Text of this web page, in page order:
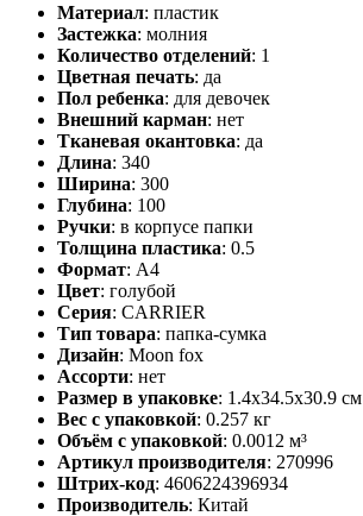
Материал: пластик
Застежка: молния
Количество отделений: 1
Цветная печать: да
Пол ребенка: для девочек
Внешний карман: нет
Тканевая окантовка: да
Длина: 340
Ширина: 300
Глубина: 100
Ручки: в корпусе папки
Толщина пластика: 0.5
Формат: А4
Цвет: голубой
Серия: CARRIER
Тип товара: папка-сумка
Дизайн: Moon fox
Ассорти: нет
Размер в упаковке: 1.4x34.5x30.9 см
Вес с упаковкой: 0.257 кг
Объём с упаковкой: 0.0012 м³
Артикул производителя: 270996
Штрих-код: 4606224396934
Производитель: Китай